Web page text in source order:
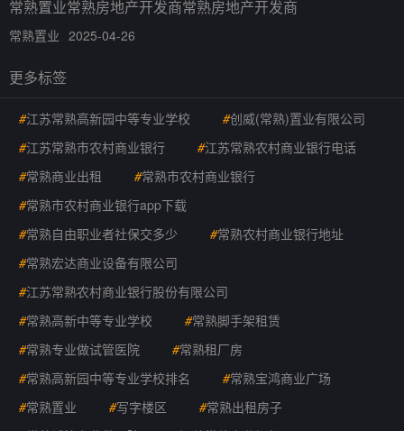
常熟置业常熟房地产开发商常熟房地产开发商
常熟置业 2025-04-26
更多标签
#江苏常熟高新园中等专业学校 #创威(常熟)置业有限公司
#江苏常熟市农村商业银行 #江苏常熟农村商业银行电话
#常熟商业出租 #常熟市农村商业银行
#常熟市农村商业银行app下载
#常熟自由职业者社保交多少 #常熟农村商业银行地址
#常熟宏达商业设备有限公司
#江苏常熟农村商业银行股份有限公司
#常熟高新中等专业学校 #常熟脚手架租赁
#常熟专业做试管医院 #常熟租厂房
#常熟高新园中等专业学校排名 #常熟宝鸿商业广场
#常熟置业 #写字楼区 #常熟出租房子